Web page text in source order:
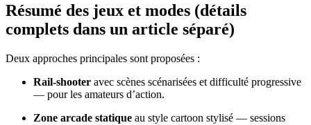
Résumé des jeux et modes (détails
complets dans un article séparé)
Deux approches principales sont proposées :
Rail-shooter avec scènes scénarisées et difficulté progressive
— pour les amateurs d’action.
Zone arcade statique au style cartoon stylisé — sessions